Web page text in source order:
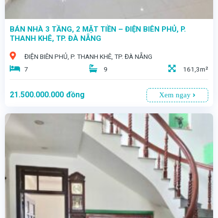
BÁN NHÀ 3 TẦNG, 2 MẶT TIỀN – ĐIỆN BIÊN PHỦ, P.
THANH KHÊ, TP. ĐÀ NẴNG
ĐIỆN BIÊN PHỦ, P. THANH KHÊ, TP. ĐÀ NẴNG
7
9 161,3m²
21.500.000.000 đồng Xem ngay